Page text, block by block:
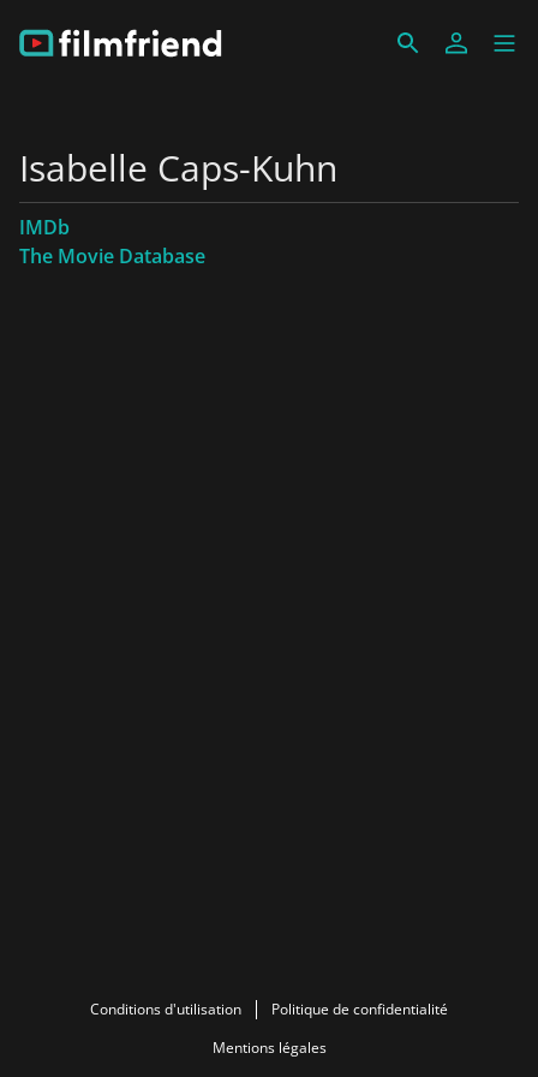
Isabelle Caps-Kuhn
IMDb
The Movie Database
Conditions d'utilisation
Politique de confidentialité
Mentions légales